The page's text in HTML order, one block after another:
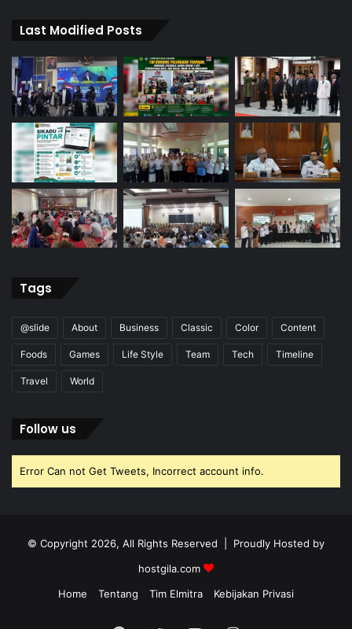
Last Modified Posts
Tags
@slide About Business Classic Color Content
Foods Games Life Style Team Tech Timeline
Travel World
Follow us
Error Can not Get Tweets, Incorrect account info.
© Copyright 2026, All Rights Reserved | Proudly Hosted by
hostgila.com
Home
Tentang Tim Elmitra Kebijakan Privasi